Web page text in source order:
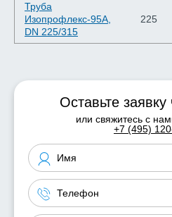
Труба
Изопрофлекс-95А,
DN 225/315
225
Оставьте
или свяжитесь с
+7 (495)